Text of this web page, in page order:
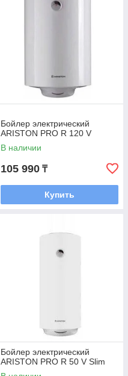
Бойлер электрический
ARISTON PRO R 120 V
В наличии
105 990 ₸
Купить
Бойлер электрический
ARISTON PRO R 50 V Slim